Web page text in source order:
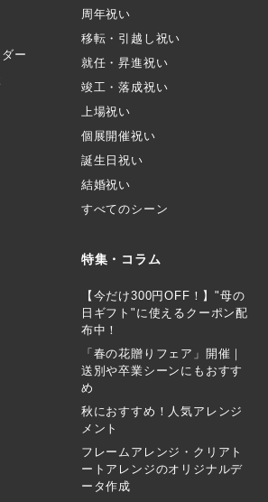
ー
周年祝い
移転・引越し祝い
就任・昇進祝い
竣工・落成祝い
上場祝い
個展開催祝い
誕生日祝い
結婚祝い
すべてのシーン
特集・コラム
【今だけ300円OFF！】"母の
日ギフト"に使えるクーポン配
布中！
「春の花贈りフェア」開催｜
送別や卒業シーンにもおすす
め
秋におすすめ！人気アレンジ
メント
フレームアレンジ・クリアト
ートアレンジのオリジナルデ
ータ作成